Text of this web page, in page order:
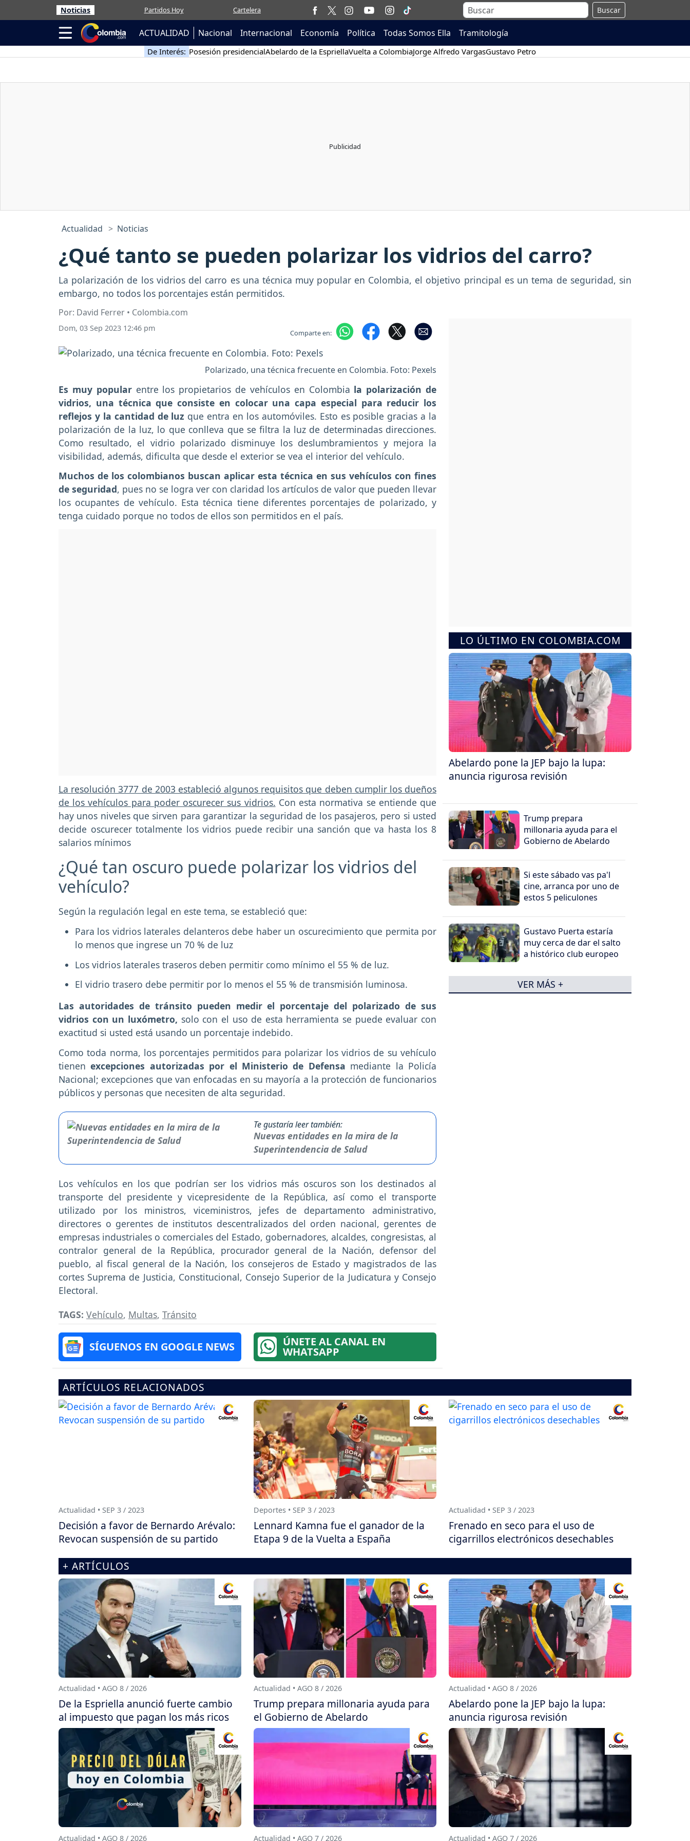
Noticias Partidos Hoy Cartelera Buscar
ACTUALIDAD Nacional Internacional Economía Política Todas Somos Ella Tramitología
De Interés: Posesión presidencialAbelardo de la EspriellaVuelta a ColombiaJorge Alfredo VargasGustavo Petro
Actualidad Noticias
¿Qué tanto se pueden polarizar los vidrios del carro?
La polarización de los vidrios del carro es una técnica muy popular en Colombia, el objetivo principal es un tema de seguridad, sin
embargo, no todos los porcentajes están permitidos.
Por: David Ferrer • Colombia.com
Dom, 03 Sep 2023 12:46 pm Comparte en:
Polarizado, una técnica frecuente en Colombia. Foto: Pexels
Es muy popularentre los propietarios de vehículos en Colombia la polarización de
vidrios, una técnica que consiste en colocar una capa especial para reducir los
reflejos y la cantidad de luz que entra en los automóviles. Esto es posible gracias a la
polarización de la luz, lo que conlleva que se filtra la luz de determinadas direcciones.
Como resultado, el vidrio polarizado disminuye los deslumbramientos y mejora la
visibilidad, además, dificulta que desde el exterior se vea el interior del vehículo.
Muchos de los colombianos buscan aplicar esta técnica en sus vehículos con fines
de seguridad, pues no se logra ver con claridad los artículos de valor que pueden llevar
los ocupantes de vehículo. Esta técnica tiene diferentes porcentajes de polarizado, y
tenga cuidado porque no todos de ellos son permitidos en el país.
La resolución 3777 de 2003 estableció algunos requisitos que deben cumplir los dueños
de los vehículos para poder oscurecer sus vidrios. Con esta normativa se entiende que
hay unos niveles que sirven para garantizar la seguridad de los pasajeros, pero si usted
decide oscurecer totalmente los vidrios puede recibir una sanción que va hasta los 8
salarios mínimos
¿Qué tan oscuro puede polarizar los vidrios del
vehículo?
Según la regulación legal en este tema, se estableció que:
Para los vidrios laterales delanteros debe haber un oscurecimiento que permita por
lo menos que ingrese un 70 % de luz
Los vidrios laterales traseros deben permitir como mínimo el 55 % de luz.
El vidrio trasero debe permitir por lo menos el 55 % de transmisión luminosa.
Las autoridades de tránsito pueden medir el porcentaje del polarizado de sus
vidrios con un luxómetro, solo con el uso de esta herramienta se puede evaluar con
exactitud si usted está usando un porcentaje indebido.
Como toda norma, los porcentajes permitidos para polarizar los vidrios de su vehículo
tienenexcepciones autorizadas por el Ministerio de Defensa mediante la Policía
Nacional; excepciones que van enfocadas en su mayoría a la protección de funcionarios
públicos y personas que necesiten de alta seguridad.
Te gustaría leer también:
Nuevas entidades en la mira de la
Superintendencia de Salud
Los vehículos en los que podrían ser los vidrios más oscuros son los destinados al
transporte del presidente y vicepresidente de la República, así como el transporte
utilizado por los ministros, viceministros, jefes de departamento administrativo,
directores o gerentes de institutos descentralizados del orden nacional, gerentes de
empresas industriales o comerciales del Estado, gobernadores, alcaldes, congresistas, al
contralor general de la República, procurador general de la Nación, defensor del
pueblo, al fiscal general de la Nación, los consejeros de Estado y magistrados de las
cortes Suprema de Justicia, Constitucional, Consejo Superior de la Judicatura y Consejo
Electoral.
TAGS: Vehículo, Multas, Tránsito
SÍGUENOS EN GOOGLE NEWS ÚNETE AL CANAL EN
WHATSAPP
LO ÚLTIMO EN COLOMBIA.COM
Abelardo pone la JEP bajo la lupa:
anuncia rigurosa revisión
Trump prepara
millonaria ayuda para el
Gobierno de Abelardo
Si este sábado vas pa'l
cine, arranca por uno de
estos 5 peliculones
Gustavo Puerta estaría
muy cerca de dar el salto
a histórico club europeo
VER MÁS +
ARTÍCULOS RELACIONADOS
Actualidad • SEP 3 / 2023
Decisión a favor de Bernardo Arévalo:
Revocan suspensión de su partido
Deportes • SEP 3 / 2023
Lennard Kamna fue el ganador de la
Etapa 9 de la Vuelta a España
Actualidad • SEP 3 / 2023
Frenado en seco para el uso de
cigarrillos electrónicos desechables
+ ARTÍCULOS
Actualidad • AGO 8 / 2026
De la Espriella anunció fuerte cambio
al impuesto que pagan los más ricos
Actualidad • AGO 8 / 2026
Trump prepara millonaria ayuda para
el Gobierno de Abelardo
Actualidad • AGO 8 / 2026
Abelardo pone la JEP bajo la lupa:
anuncia rigurosa revisión
Actualidad • AGO 8 / 2026 Actualidad • AGO 7 / 2026 Actualidad • AGO 7 / 2026